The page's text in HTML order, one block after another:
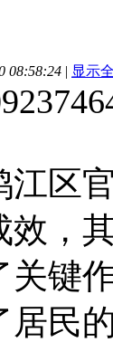
08:58:24 | 显示
江区
效，
关键
居民